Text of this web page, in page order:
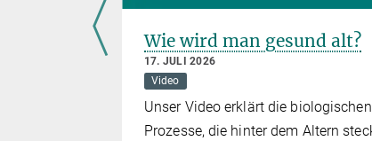
Wie wird man gesund alt?
17. JULI 2026
Video
Unser Video erklärt die biologischen
Prozesse, die hinter dem Altern